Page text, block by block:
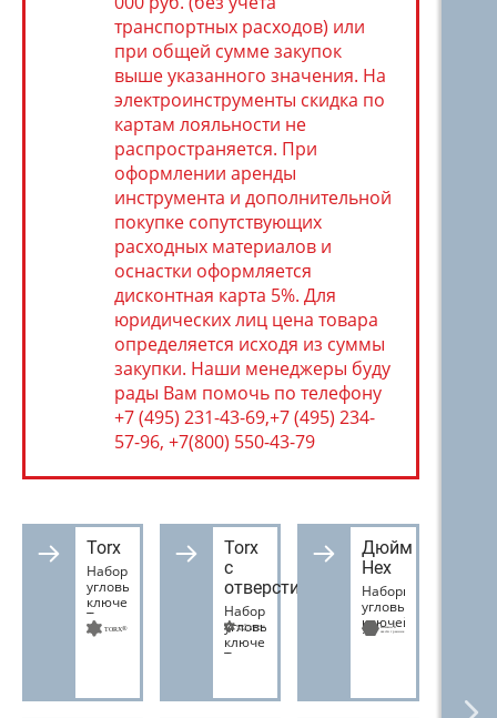
транспортных расходов) или
при общей сумме закупок
выше указанного значения. На
электроинструменты скидка по
картам лояльности не
распространяется. При
оформлении аренды
инструмента и дополнительной
покупке сопутствующих
расходных материалов и
оснастки оформляется
дисконтная карта 5%. Для
юридических лиц цена товара
определяется исходя из суммы
закупки. Наши менеджеры буду
рады Вам помочь по телефону
+7 (495) 231-43-69,+7 (495) 234-
57-96, +7(800) 550-43-79
Torx
Наборы
угловых
ключей
Torx
Bondhus
Torx
с
отверстием
Наборы
угловых
ключей
Torx
отверстием)
Дюйм
Hex
Наборы
угловых
ключей
Hex